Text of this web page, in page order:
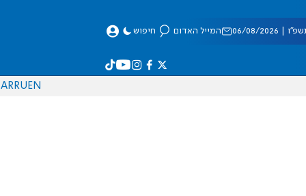
08/2026 המייל האדום חיפוש
EN
RU
AR